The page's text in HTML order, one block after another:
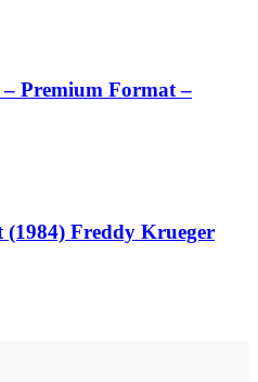
– Premium Format –
(1984) Freddy Krueger